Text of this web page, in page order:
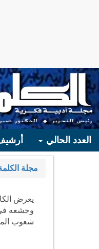
العدد الحالي
مجلة
يعرض
وجشعه في
شعوب